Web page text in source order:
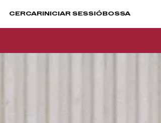
CERCAR INICIAR SESSIÓ BOSSA